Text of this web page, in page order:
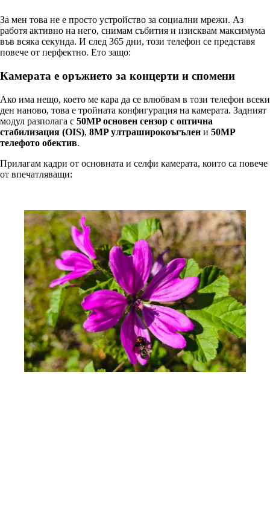
За мен това не е просто устройство за социални мрежи. Аз
работя активно на него, снимам събития и изисквам максимума
във всяка секунда. И след 365 дни, този телефон се представя
повече от перфектно. Ето защо:
Камерата е оръжието за концерти и спомени
Ако има нещо, което ме кара да се влюбвам в този телефон всеки
ден наново, това е тройната конфигурация на камерата. Задният
модул разполага с 50MP основен сензор с оптична
стабилизация (OIS), 8MP ултраширокоъгълен и 50MP
телефото обектив.
Прилагам кадри от основната и селфи камерата, които са повече
от впечатляващи: